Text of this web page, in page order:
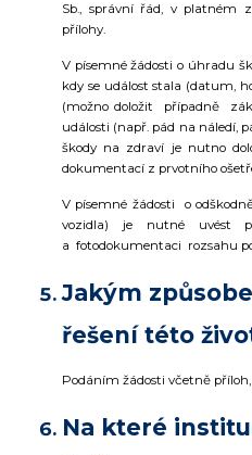
Sb., správní řád, v platném
přílohy.
V písemné žádosti o úhradu
kdy se událost stala (datum,
(možno doložit případně
události (např. pád na náledí,
škody na zdraví je nutno
dokumentací z prvotního
V písemné žádosti o
vozidla) je nutné uvést
a fotodokumentaci rozsahu
Jakým
řešení této
Podáním žádosti včetně
Na které